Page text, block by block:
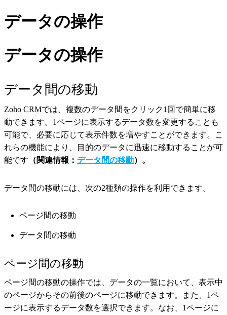
データの操作
データの操作
データ間の移動
Zoho CRMでは、複数のデータ間をクリック1回で簡単に移
動できます。1ページに表示するデータ数を変更することも
可能で、必要に応じて表示件数を増やすことができます。こ
れらの機能により、目的のデータに迅速に移動することが可
能です （関連情報： データ間の移動）。
データ間の移動には、次の2種類の操作を利用できます。
ページ間の移動
データ間の移動
ページ間の移動
ページ間の移動の操作では、データの一覧において、表示中
のページからその前後のページに移動できます。また、1ペ
ージに表示するデータ数を選択できます。なお、1ページに